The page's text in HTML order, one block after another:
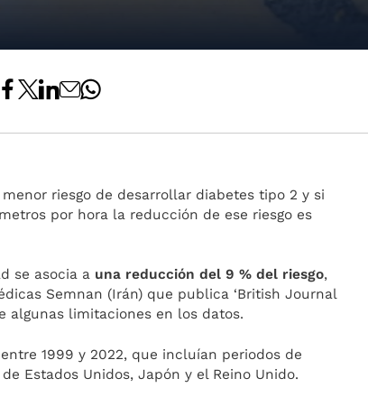
riesgo de desarrollar diabetes tipo 2 y si
por hora la reducción de ese riesgo es
se asocia a una reducción del 9 % del riesgo,
Semnan (Irán) que publica ‘British Journal
algunas limitaciones en los datos.
1999 y 2022, que incluían periodos de
Estados Unidos, Japón y el Reino Unido.